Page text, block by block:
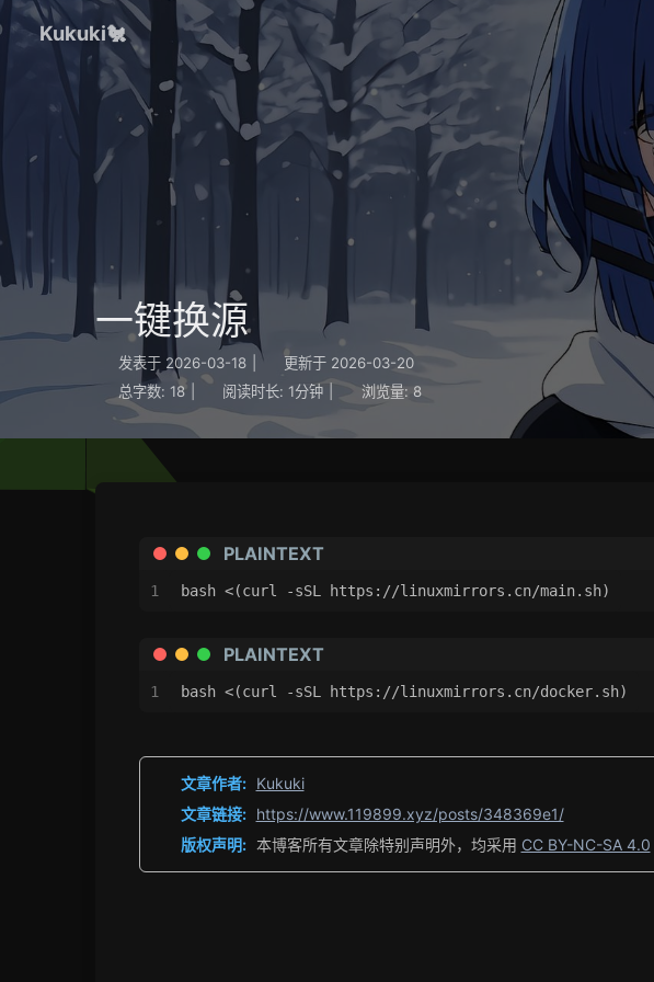
Kukuki🐔
一键换源
发表于 2026-03-18 更新于 2026-03-20
总字数: 18 阅读时长: 1分钟 浏览量: 8
PLAINTEXT
1 bash <(curl -sSL https://linuxmirrors.cn/main.sh)
PLAINTEXT
1 bash <(curl -sSL https://linuxmirrors.cn/docker.sh)
文章作者: Kukuki
文章链接: https://www.119899.xyz/posts/348369e1/
版权声明: 本博客所有文章除特别声明外，均采用 CC BY-NC-SA 4.0